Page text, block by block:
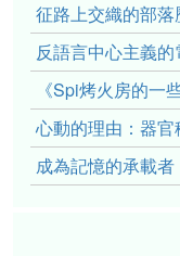
征路上交織的部
反語言中心主義
《Spi烤火房的
心動的理由：器
成為記憶的承載